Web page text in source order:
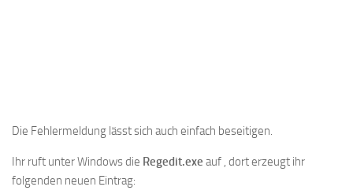
Die Fehlermeldung lässt sich auch einfach beseitigen.
Ihr ruft unter Windows die Regedit.exe auf , dort erzeugt ihr
folgenden neuen Eintrag: